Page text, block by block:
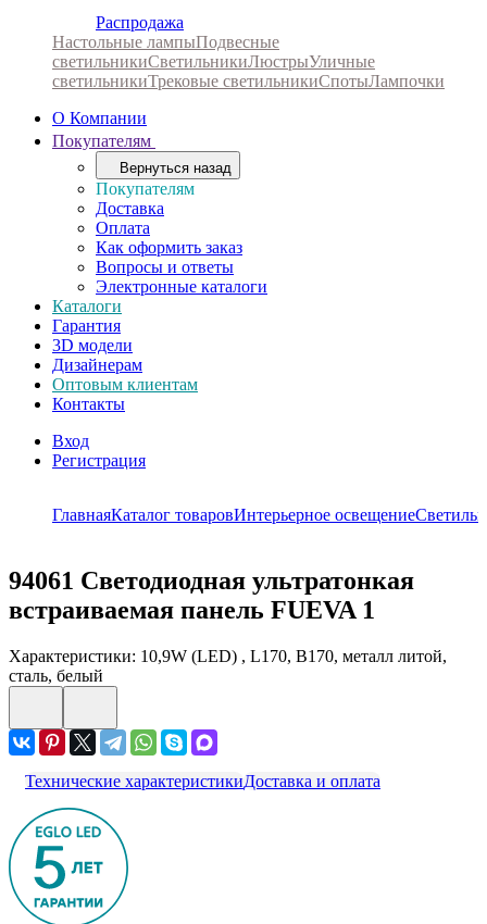
Распродажа
Настольные лампыПодвесные
светильникиСветильникиЛюстрыУличные
светильникиТрековые светильникиСпотыЛампочки
О Компании
Покупателям
Вернуться назад
Покупателям
Доставка
Оплата
Как оформить заказ
Вопросы и ответы
Электронные каталоги
Каталоги
Гарантия
3D модели
Дизайнерам
Оптовым клиентам
Контакты
Вход
Регистрация
ГлавнаяКаталог товаровИнтерьерное освещение
94061 Светодиодная ультратонкая
встраиваемая панель FUEVA 1
Характеристики: 10,9W (LED) , L170, B170, металл литой,
сталь, белый
Технические характеристикиДоставка и оплата